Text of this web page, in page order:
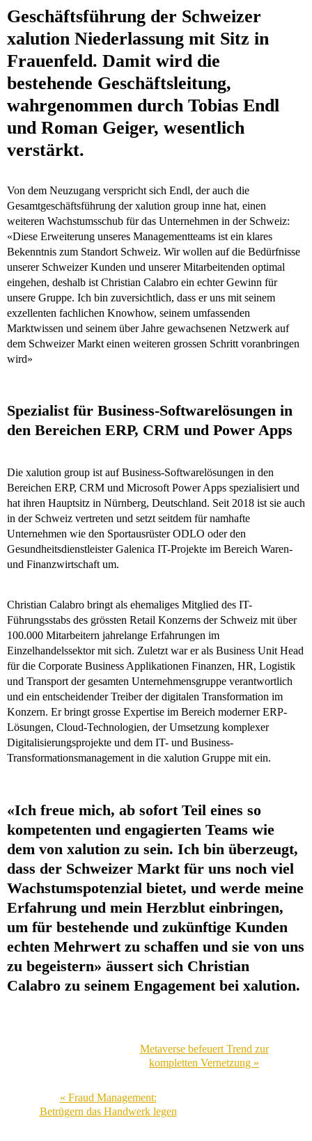
Geschäftsführung der Schweizer
xalution Niederlassung mit Sitz in
Frauenfeld. Damit wird die
bestehende Geschäftsleitung,
wahrgenommen durch Tobias Endl
und Roman Geiger, wesentlich
verstärkt.
Von dem Neuzugang verspricht sich Endl, der auch die
Gesamtgeschäftsführung der xalution group inne hat, einen
weiteren Wachstumsschub für das Unternehmen in der Schweiz:
«Diese Erweiterung unseres Managementteams ist ein klares
Bekenntnis zum Standort Schweiz. Wir wollen auf die Bedürfnisse
unserer Schweizer Kunden und unserer Mitarbeitenden optimal
eingehen, deshalb ist Christian Calabro ein echter Gewinn für
unsere Gruppe. Ich bin zuversichtlich, dass er uns mit seinem
exzellenten fachlichen Knowhow, seinem umfassenden
Marktwissen und seinem über Jahre gewachsenen Netzwerk auf
dem Schweizer Markt einen weiteren grossen Schritt voranbringen
wird»
Spezialist für Business-Softwarelösungen in
den Bereichen ERP, CRM und Power Apps
Die xalution group ist auf Business-Softwarelösungen in den
Bereichen ERP, CRM und Microsoft Power Apps spezialisiert und
hat ihren Hauptsitz in Nürnberg, Deutschland. Seit 2018 ist sie auch
in der Schweiz vertreten und setzt seitdem für namhafte
Unternehmen wie den Sportausrüster ODLO oder den
Gesundheitsdienstleister Galenica IT-Projekte im Bereich Waren-
und Finanzwirtschaft um.
Christian Calabro bringt als ehemaliges Mitglied des IT-
Führungsstabs des grössten Retail Konzerns der Schweiz mit über
100.000 Mitarbeitern jahrelange Erfahrungen im
Einzelhandelssektor mit sich. Zuletzt war er als Business Unit Head
für die Corporate Business Applikationen Finanzen, HR, Logistik
und Transport der gesamten Unternehmensgruppe verantwortlich
und ein entscheidender Treiber der digitalen Transformation im
Konzern. Er bringt grosse Expertise im Bereich moderner ERP-
Lösungen, Cloud-Technologien, der Umsetzung komplexer
Digitalisierungsprojekte und dem IT- und Business-
Transformationsmanagement in die xalution Gruppe mit ein.
«Ich freue mich, ab sofort Teil eines so
kompetenten und engagierten Teams wie
dem von xalution zu sein. Ich bin überzeugt,
dass der Schweizer Markt für uns noch viel
Wachstumspotenzial bietet, und werde meine
Erfahrung und mein Herzblut einbringen,
um für bestehende und zukünftige Kunden
echten Mehrwert zu schaffen und sie von uns
zu begeistern» äussert sich Christian
Calabro zu seinem Engagement bei xalution.
Metaverse befeuert Trend zur
kompletten Vernetzung »
« Fraud Management:
Betrügern das Handwerk legen